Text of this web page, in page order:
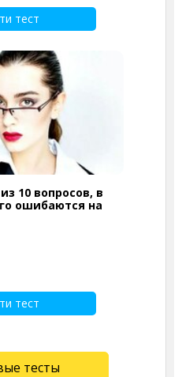
тест
10 вопросов, в
ошибаются на
тест
тесты